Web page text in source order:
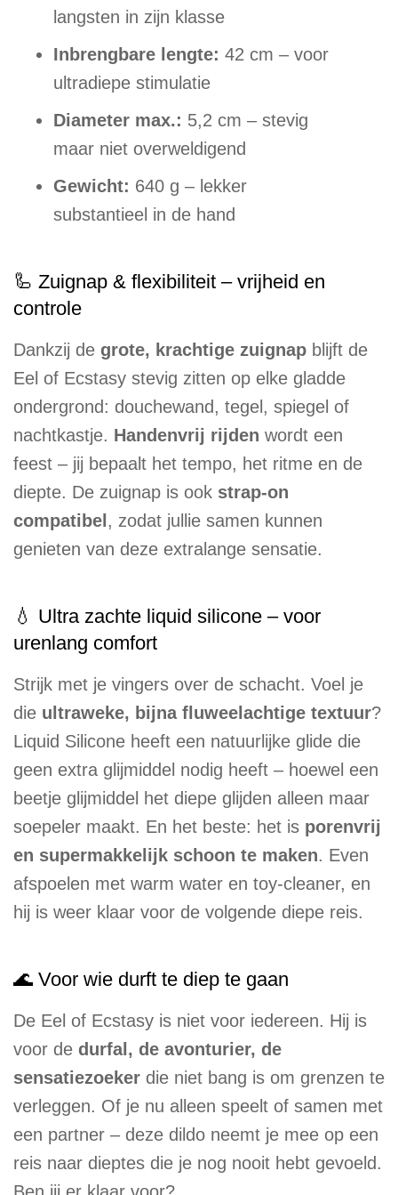
langsten in zijn klasse
Inbrengbare lengte: 42 cm – voor
ultradiepe stimulatie
Diameter max.: 5,2 cm – stevig
maar niet overweldigend
Gewicht: 640 g – lekker
substantieel in de hand
🦾 Zuignap & flexibiliteit – vrijheid en
controle
Dankzij de grote, krachtige zuignap blijft de
Eel of Ecstasy stevig zitten op elke gladde
ondergrond: douchewand, tegel, spiegel of
nachtkastje. Handenvrij rijden wordt een
feest – jij bepaalt het tempo, het ritme en de
diepte. De zuignap is ook strap-on
compatibel , zodat jullie samen kunnen
genieten van deze extralange sensatie.
💧 Ultra zachte liquid silicone – voor
urenlang comfort
Strijk met je vingers over de schacht. Voel je
die ultraweke, bijna fluweelachtige textuur?
Liquid Silicone heeft een natuurlijke glide die
geen extra glijmiddel nodig heeft – hoewel een
beetje glijmiddel het diepe glijden alleen maar
soepeler maakt. En het beste: het is porenvrij
en supermakkelijk schoon te maken. Even
afspoelen met warm water en toy-cleaner, en
hij is weer klaar voor de volgende diepe reis.
🌊 Voor wie durft te diep te gaan
De Eel of Ecstasy is niet voor iedereen. Hij is
voor de durfal, de avonturier, de
sensatiezoeker die niet bang is om grenzen te
verleggen. Of je nu alleen speelt of samen met
een partner – deze dildo neemt je mee op een
reis naar dieptes die je nog nooit hebt gevoeld.